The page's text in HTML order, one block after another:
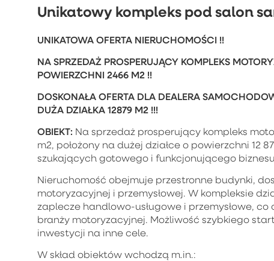
Unikatowy kompleks pod salon
UNIKATOWA OFERTA NIERUCHOMOŚCI !!
NA SPRZEDAŻ PROSPERUJĄCY KOMPLEKS
POWIERZCHNI 2466 M2 !!
DOSKONAŁA OFERTA DLA DEALERA
DUŻA DZIAŁKA 12879 M2 !!!
OBIEKT: Na sprzedaż prosperujący kompleks
m2, położony na dużej działce o powierzchni 12
szukających gotowego i funkcjonującego
Nieruchomość obejmuje przestronne budynki,
motoryzacyjnej i przemysłowej. W kompleksie
zaplecze handlowo-usługowe i przemysłowe,
branży motoryzacyjnej. Możliwość szybkiego
inwestycji na inne cele.
W skład obiektów wchodzą m.in.: